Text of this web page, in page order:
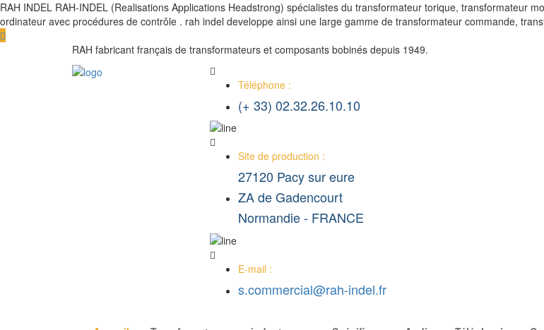
RAH INDEL RAH-INDEL (Realisations Applications Headstrong) spécialistes du transformateur torique, transformateur
ordinateur avec procédures de contrôle . rah indel developpe ainsi une large gamme de transformateur commande,
RAH fabricant français de transformateurs et composants bobinés depuis 1949.
Téléphone :
(+ 33) 02.32.26.10.10
Site de production :
27120 Pacy sur eure
ZA de Gadencourt
Normandie - FRANCE
E-mail :
s.commercial@rah-indel.fr